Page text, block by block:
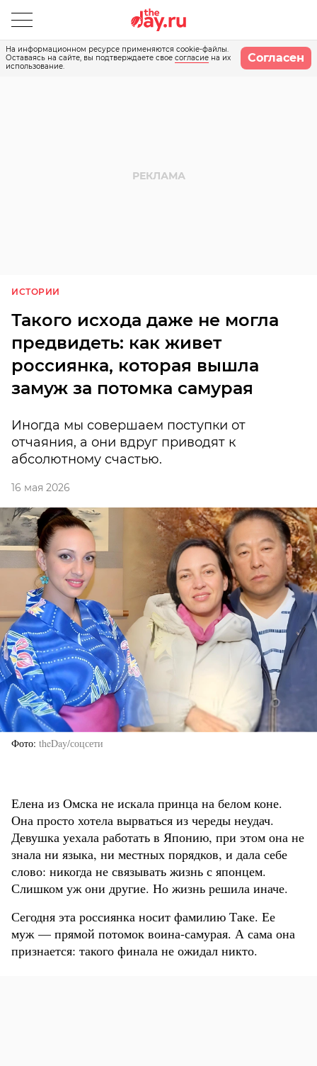
На информационном ресурсе применяются cookie-файлы.
Оставаясь на сайте, вы подтверждаете свое согласие на их
использование.
Согласен
ИСТОРИИ
Такого исхода даже не могла
предвидеть: как живет
россиянка, которая вышла
замуж за потомка самурая
Иногда мы совершаем поступки от
отчаяния, а они вдруг приводят к
абсолютному счастью.
16 мая 2026
Фото theDay/соцсети
Елена из Омска не искала принца на белом коне.
Она просто хотела вырваться из череды неудач.
Девушка уехала работать в Японию, при этом она не
знала ни языка, ни местных порядков, и дала себе
слово: никогда не связывать жизнь с японцем.
Слишком уж они другие. Но жизнь решила иначе.
Сегодня эта россиянка носит фамилию Таке. Ее
муж — прямой потомок воина-самурая. А сама она
признается: такого финала не ожидал никто.